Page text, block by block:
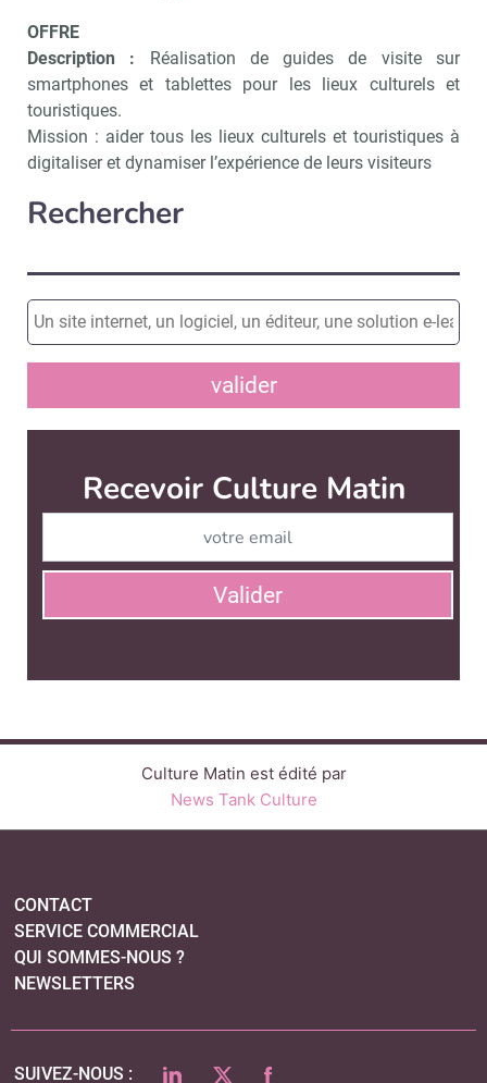
OFFRE
Description : Réalisation de guides de visite sur
smartphones et tablettes pour les lieux culturels et
touristiques.
Mission : aider tous les lieux culturels et touristiques à
digitaliser et dynamiser l’expérience de leurs visiteurs
Rechercher
valider
Recevoir Culture Matin
Valider
Culture Matin est édité par
News Tank Culture
CONTACT
SERVICE COMMERCIAL
QUI SOMMES-NOUS ?
NEWSLETTERS
SUIVEZ-NOUS : LINKEDINTWITTERFACEBOOK